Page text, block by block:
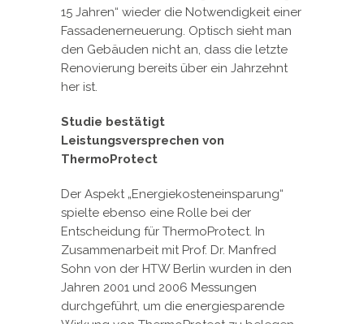
15 Jahren“ wieder die Notwendigkeit einer
Fassadenerneuerung. Optisch sieht man
den Gebäuden nicht an, dass die letzte
Renovierung bereits über ein Jahrzehnt
her ist.
Studie bestätigt
Leistungsversprechen von
ThermoProtect
Der Aspekt „Energiekosteneinsparung“
spielte ebenso eine Rolle bei der
Entscheidung für ThermoProtect. In
Zusammenarbeit mit Prof. Dr. Manfred
Sohn von der HTW Berlin wurden in den
Jahren 2001 und 2006 Messungen
durchgeführt, um die energiesparende